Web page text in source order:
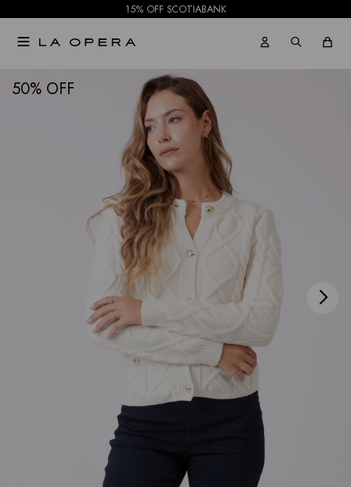
15% OFF SCOTIABANK

50 NOTIFICARME